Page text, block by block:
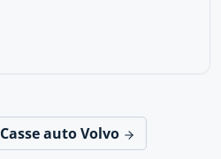
Casse auto Volvo